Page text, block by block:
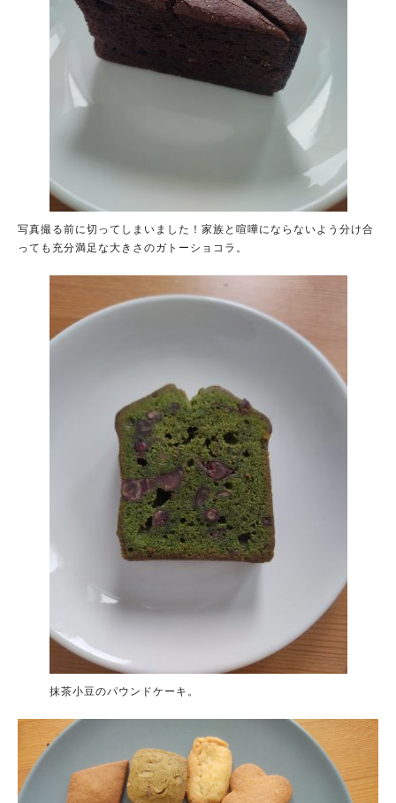
写真撮る前に切ってしまいました！家族と喧嘩にならないよう分け合
っても充分満足な大きさのガトーショコラ。
抹茶小豆のパウンドケーキ。